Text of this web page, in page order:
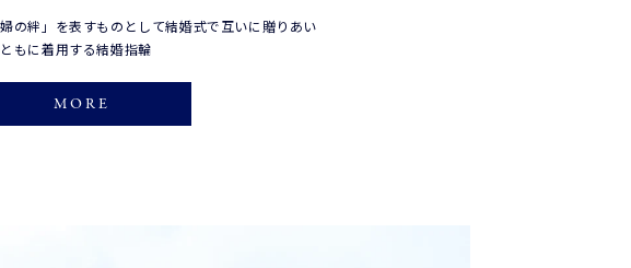
婦の絆」を表すものとして結婚式で互いに贈りあい
もに着用する結婚指輪
MORE